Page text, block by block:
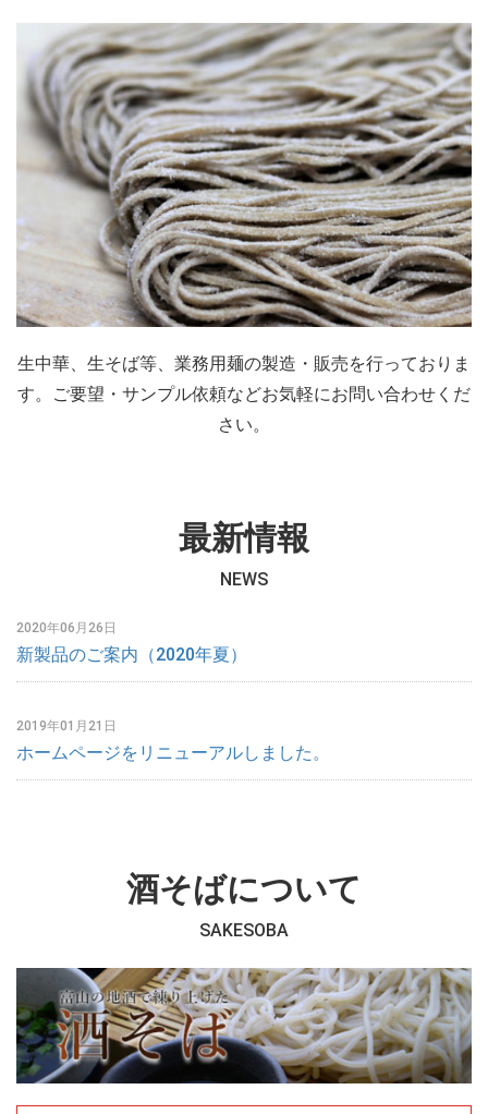
生中華、生そば等、業務用麺の製造・販売を行っておりま
す。ご要望・サンプル依頼などお気軽にお問い合わせくだ
さい。
最新情報
NEWS
2020年06月26日
新製品のご案内（2020年夏）
2019年01月21日
ホームページをリニューアルしました。
酒そばについて
SAKESOBA